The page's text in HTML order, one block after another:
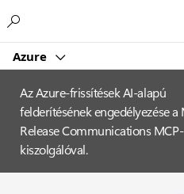
Azure
Az Azure-frissítések AI-alapú
felderítésének engedélyezése
Release Communications MCP-
kiszolgálóval.